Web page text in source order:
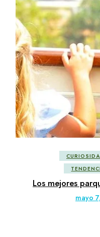
Los mejores
mayo